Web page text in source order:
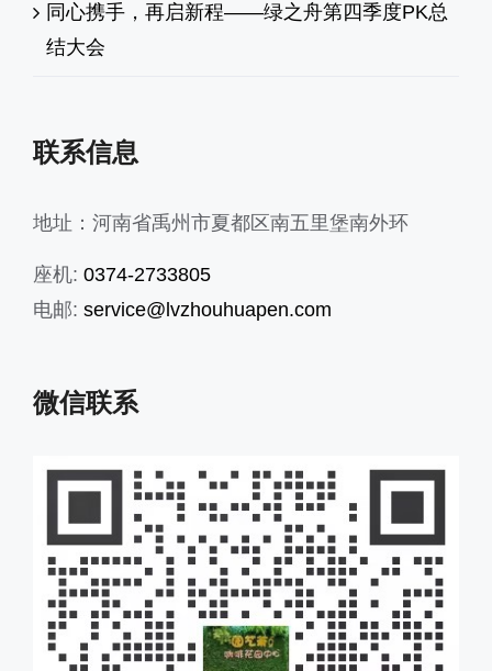
同心携手，再启新程——绿之舟第四季度PK总
结大会
联系信息
地址：河南省禹州市夏都区南五里堡南外环
座机: 0374-2733805
电邮: service@lvzhouhuapen.com
微信联系